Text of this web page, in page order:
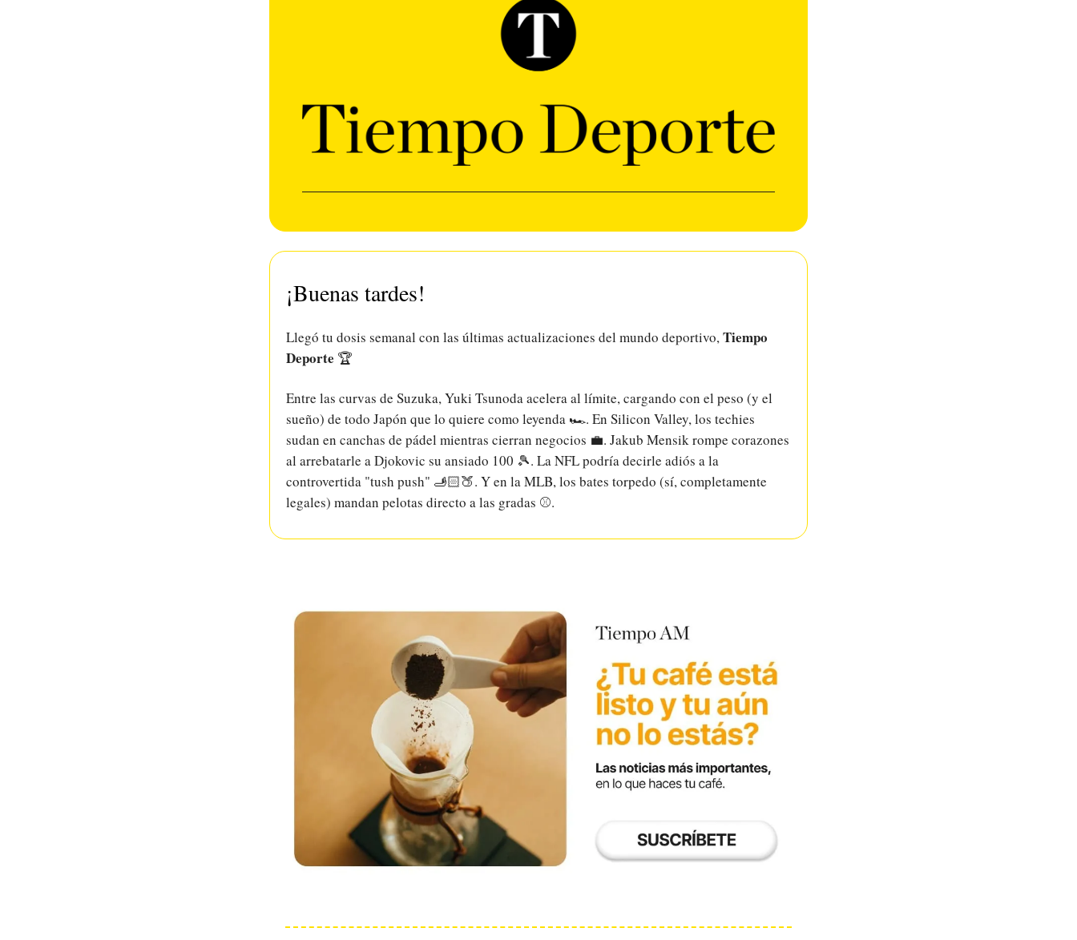
¡Buenas tardes!
Llegó tu dosis semanal con las últimas actualizaciones del mundo deportivo,Tiempo
Deporte 🏆
Entre las curvas de Suzuka, Yuki Tsunoda acelera al límite, cargando con el peso (y el
sueño) de todo Japón que lo quiere como leyenda 🏎️. En Silicon Valley, los techies
sudan en canchas de pádel mientras cierran negocios 💼. Jakub Mensik rompe corazones
al arrebatarle a Djokovic su ansiado 100 🎾. La NFL podría decirle adiós a la
controvertida "tush push" 🫸🏻🍑. Y en la MLB, los bates torpedo (sí, completamente
legales) mandan pelotas directo a las gradas ⚾.